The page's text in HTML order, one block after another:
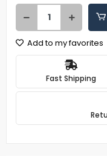
Add to my favorites
Fast Shipping